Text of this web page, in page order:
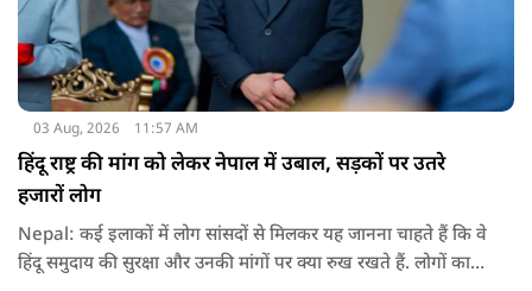
03 Aug, 2026 11:57 AM
हिंदू राष्ट्र की मांग को लेकर नेपाल में उबाल, सड़कों पर उतरे
हजारों लोग
Nepal: कई इलाकों में लोग सांसदों से मिलकर यह जानना चाहते हैं कि वे
हिंदू समुदाय की सुरक्षा और उनकी मांगों पर क्या रुख रखते हैं. लोगों का